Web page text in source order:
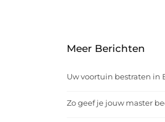
Meer Berichten
Uw voortuin bestraten in
Zo geef je jouw master